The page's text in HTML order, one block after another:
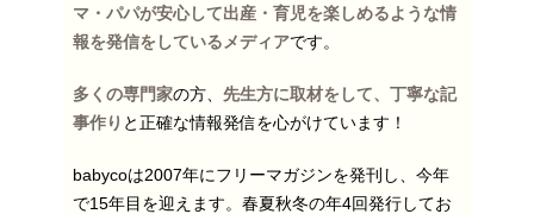
マ・パパが安心して出産・育児を楽しめるような情
報を発信をしているメディアです。
多くの専門家の方、 先生方に取材をして、丁寧な記
事作り と正確な情報発信を心がけています！
babycoは2007年にフリーマガジンを発刊し、今年
で15年目を迎えます。春夏秋冬の年4回発行してお